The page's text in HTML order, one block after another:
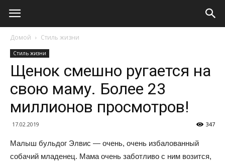
Домой Стиль жизни
Стиль жизни
Щенок смешно ругается на
свою маму. Более 23
миллионов просмотров!
17.02.2019 347
Малыш бульдог Элвис — очень, очень избалованный
собачий младенец. Мама очень заботливо с ним возится,